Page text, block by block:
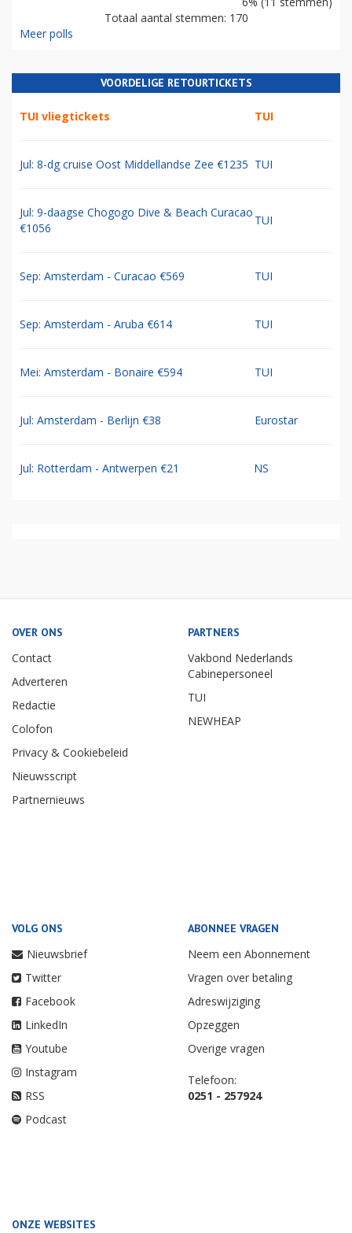
Totaal aantal stemmen: 170
Meer polls
VOORDELIGE RETOURTICKETS
TUI vliegtickets TUI
Jul: 8-dg cruise Oost Middellandse Zee €1235 TUI
Jul: 9-daagse Chogogo Dive & Beach Curacao
€1056
TUI
Sep: Amsterdam - Curacao €569 TUI
Sep: Amsterdam - Aruba €614 TUI
Mei: Amsterdam - Bonaire €594 TUI
Jul: Amsterdam - Berlijn €38 Eurostar
Jul: Rotterdam - Antwerpen €21 NS
OVER ONS
Contact
Adverteren
Redactie
Colofon
Privacy & Cookiebeleid
Nieuwsscript
Partnernieuws
PARTNERS
Vakbond Nederlands
Cabinepersoneel
TUI
NEWHEAP
VOLG ONS
Nieuwsbrief
Twitter
Facebook
LinkedIn
Youtube
Instagram
RSS
Podcast
ABONNEE VRAGEN
Neem een Abonnement
Vragen over betaling
Adreswijziging
Opzeggen
Overige vragen
Telefoon:
0251 - 257924
ONZE WEBSITES